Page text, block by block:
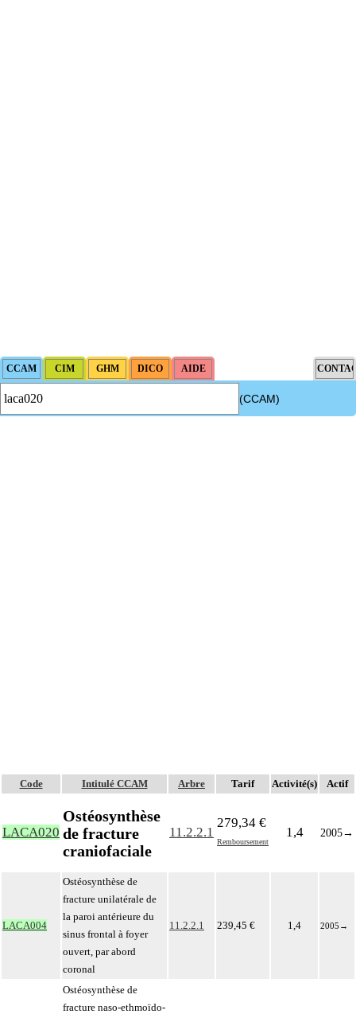
(CCAM)
Code Intitulé CCAM Arbre Tarif Activité(s) Actif
LACA020
Ostéosynthèse
de fracture
craniofaciale
11.2.2.1
279,34 €
Remboursement
1,4 2005→
LACA004
Ostéosynthèse de
fracture unilatérale de
la paroi antérieure du
sinus frontal à foyer
ouvert, par abord
coronal
11.2.2.1 239,45 € 1,4 2005 →
Ostéosynthèse de
fracture naso-ethmoïdo-